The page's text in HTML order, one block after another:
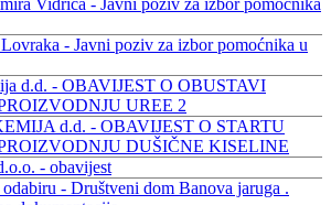
- Javni poziv za izbor pomoćnika u
d.d. - OBAVIJEST O OBUSTAVI
UREE 2
d.d. - OBAVIJEST O STARTU
DUŠIČNE KISELINE
- obavijest
- Društveni dom Banova jaruga .